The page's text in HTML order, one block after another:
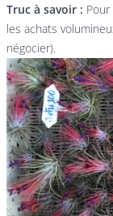
Truc à savoir :
les achats
négocier).